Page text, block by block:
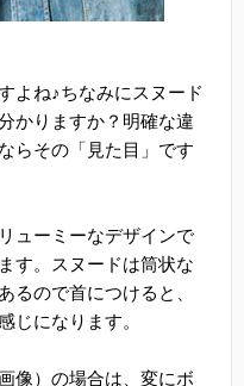
よね♪ちなみにスヌード
かりますか？明確な違
らその「見た目」です
ューミーなデザインで
す。スヌードは筒状な
るので首につけると、
じになります。
像）の場合は、変にボ